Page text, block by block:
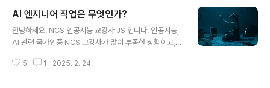
25년 1월 17일, 연예매체 디스패치는 김민희가 홍상수 감
독의 아이를 임신했다고 보도했습니다. 보도에 따르면, 김
민희는 현재 임신 후기 상태이며, 올해 봄 출산을 앞두고 있
큰 충격을 주었습니다. 임신을 둘러싼 논란김민희의 임신
AI 엔지니어 직업은 무엇인가?
안녕하세요. NCS 인공지능 교강사 JS 입니다. 인공지능,
AI 관련 국가인증 NCS 교강사가 많이 부족한 상황이고,
들이 많습니다.교육 강사 혹은 전문가를 찾을 때 NCS 인증
5 1 2025. 2. 24.